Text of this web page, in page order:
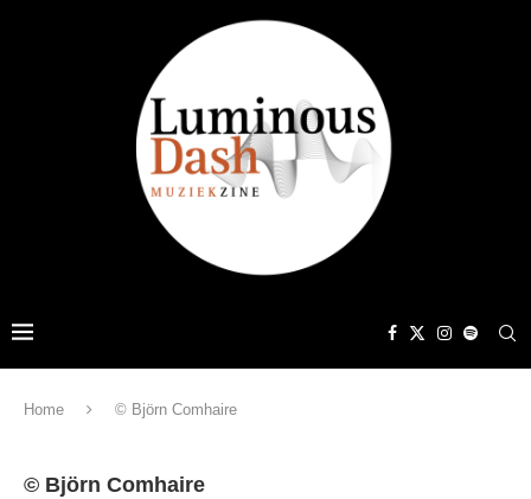
Home © Björn Comhaire
© Björn Comhaire